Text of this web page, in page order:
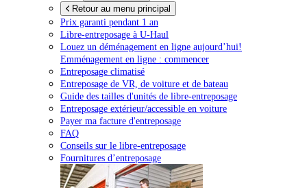
Retour au menu principal
Prix garanti pendant 1 an
Libre-entreposage à U-Haul
Louez un déménagement en ligne aujourd’hui!
Emménagement en ligne : commencer
Entreposage climatisé
Entreposage de VR, de voiture et de bateau
Guide des tailles d'unités de libre-entreposage
Entreposage extérieur/accessible en voiture
Payer ma facture d'entreposage
FAQ
Conseils sur le libre-entreposage
Fournitures d’entreposage